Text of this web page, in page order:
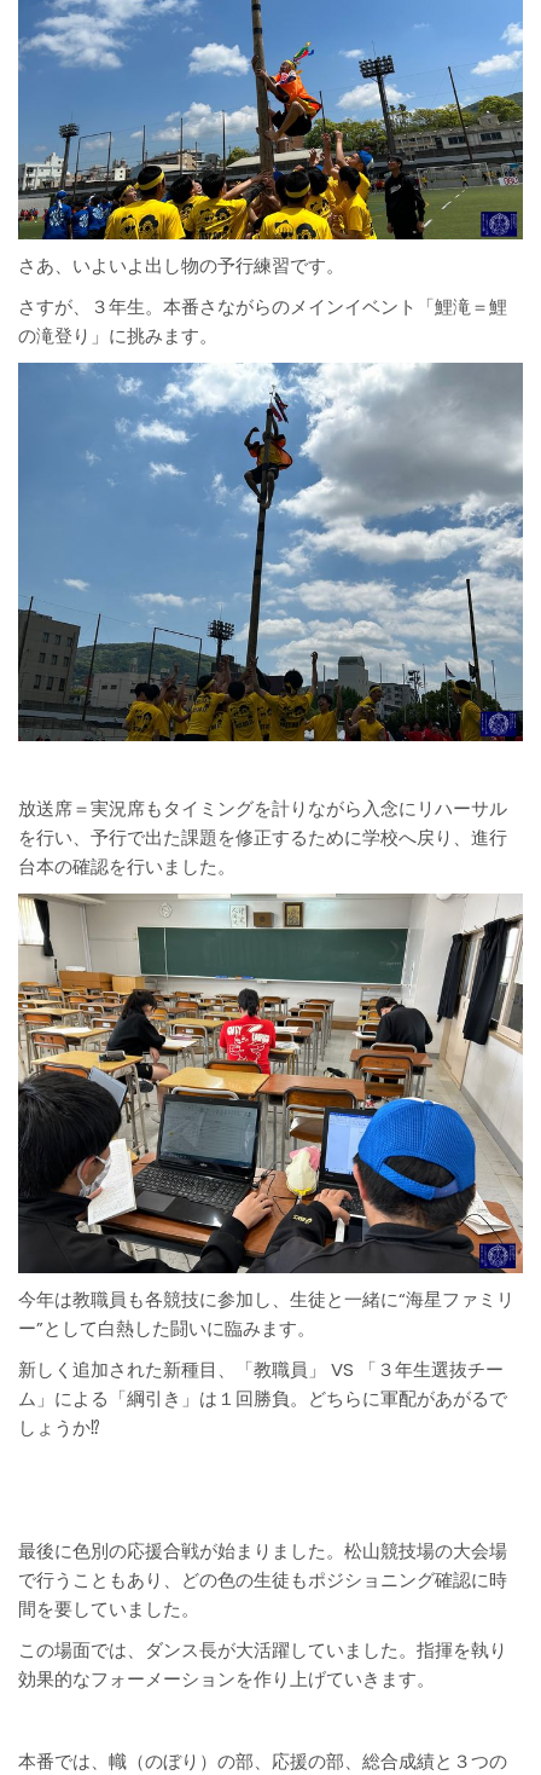
さあ、いよいよ出し物の予行練習です。
さすが、３年生。本番さながらのメインイベント「鯉滝＝鯉
の滝登り」に挑みます。
放送席＝実況席もタイミングを計りながら入念にリハーサル
を行い、予行で出た課題を修正するために学校へ戻り、進行
台本の確認を行いました。
今年は教職員も各競技に参加し、生徒と一緒に“海星ファミリ
ー”として白熱した闘いに臨みます。
新しく追加された新種目、「教職員」 VS 「３年生選抜チー
ム」による「綱引き」は１回勝負。どちらに軍配があがるで
しょうか⁉
最後に色別の応援合戦が始まりました。松山競技場の大会場
で行うこともあり、どの色の生徒もポジショニング確認に時
間を要していました。
この場面では、ダンス長が大活躍していました。指揮を執り
効果的なフォーメーションを作り上げていきます。
本番では、幟（のぼり）の部、応援の部、総合成績と３つの